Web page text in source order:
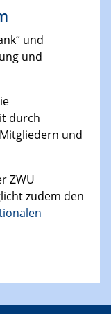
und
und
durch
und
ZWU
zudem den